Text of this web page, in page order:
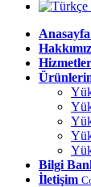
Anasayfa
Bilgi
İletişim